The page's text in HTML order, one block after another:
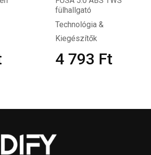
fülhallgató
Technológia &
Kiegészítők
4 793 Ft